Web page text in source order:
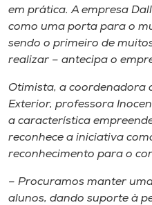
em prática. A empresa
como uma porta para o
sendo o primeiro de
realizar – antecipa o
Otimista, a coordenadora
Exterior, professora
a característica
reconhece a iniciativa
reconhecimento para o
– Procuramos manter
alunos, dando suporte à